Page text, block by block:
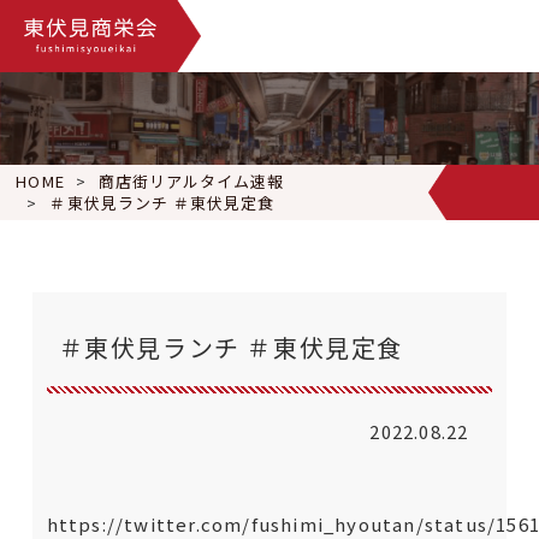
HOME
商店街リアルタイム速報
＃東伏見ランチ ＃東伏見定食
＃東伏見ランチ ＃東伏見定食
2022.08.22
https://twitter.com/fushimi_hyoutan/status/